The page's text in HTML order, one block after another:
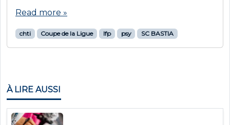
Read more »
chti Coupe de la Ligue lfp psy SC BASTIA
À LIRE AUSSI